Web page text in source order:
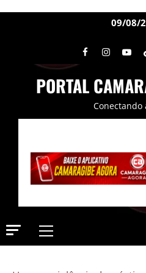
09/08/
PORTAL
Conectando